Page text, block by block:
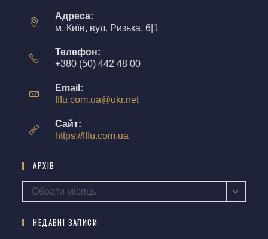
Адреса:
м. Київ, вул. Ризька, 6|1
Телефон:
+380 (50) 442 48 00
Email:
fffu.com.ua@ukr.net
Сайт:
https://fffu.com.ua
АРХІВ
Обрати місяць
НЕДАВНІ ЗАПИСИ